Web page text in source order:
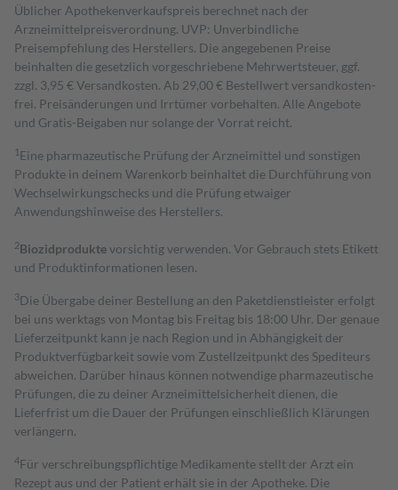
Üblicher Apothekenverkaufspreis berechnet nach der
Arzneimittelpreisverordnung. UVP: Unverbindliche
Preisempfehlung des Herstellers. Die angegebenen Preise
beinhalten die gesetzlich vorgeschriebene Mehrwertsteuer, ggf.
zzgl. 3,95 € Versandkosten. Ab 29,00 € Bestell­wert versand­kosten­
frei. Preisänderungen und Irrtümer vorbehalten. Alle Angebote
und Gratis-Beigaben nur solange der Vorrat reicht.
1 Eine pharmazeutische Prüfung der Arzneimittel und sonstigen
Produkte in deinem Warenkorb beinhaltet die Durchführung von
Wechselwirkungschecks und die Prüfung etwaiger
Anwendungshinweise des Herstellers.
2Biozidproduktevorsichtig verwenden. Vor Gebrauch stets Etikett
und Produktinformationen lesen.
3Die Übergabe deiner Bestellung an den Paketdienstleister erfolgt
bei uns werktags von Montag bis Freitag bis 18:00 Uhr. Der genaue
Lieferzeitpunkt kann je nach Region und in Abhängigkeit der
Produktverfügbarkeit sowie vom Zustellzeitpunkt des Spediteurs
abweichen. Darüber hinaus können notwendige pharmazeutische
Prüfungen, die zu deiner Arzneimittelsicherheit dienen, die
Lieferfrist um die Dauer der Prüfungen einschließlich Klärungen
verlängern.
4Für verschreibungspflichtige Medikamente stellt der Arzt ein
Rezept aus und der Patient erhält sie in der Apotheke. Die